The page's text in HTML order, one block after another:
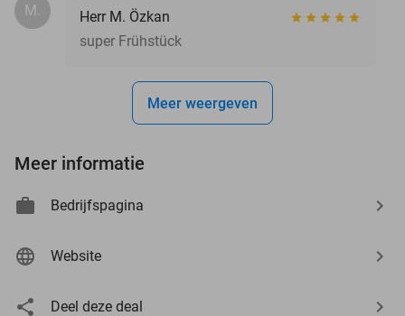
M.
Herr M. Özkan
super Frühstück
Meer weergeven
Meer informatie
Bedrijfspagina
Website
Deel deze deal